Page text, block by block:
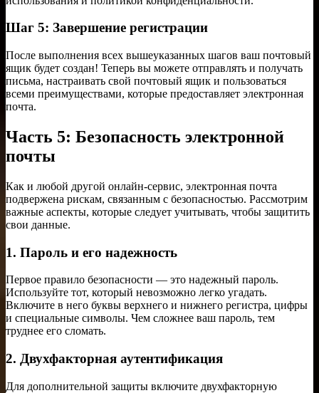
Шаг 5: Завершение регистрации
После выполнения всех вышеуказанных шагов ваш почтовый
ящик будет создан! Теперь вы можете отправлять и получать
письма, настраивать свой почтовый ящик и пользоваться
всеми преимуществами, которые предоставляет электронная
почта.
Часть 5: Безопасность электронной
почты
Как и любой другой онлайн-сервис, электронная почта
подвержена рискам, связанным с безопасностью. Рассмотрим
важные аспекты, которые следует учитывать, чтобы защитить
свои данные.
1. Пароль и его надежность
Первое правило безопасности — это надежный пароль.
Используйте тот, который невозможно легко угадать.
Включите в него буквы верхнего и нижнего регистра, цифры
и специальные символы. Чем сложнее ваш пароль, тем
труднее его сломать.
2. Двухфакторная аутентификация
Для дополнительной защиты включите двухфакторную